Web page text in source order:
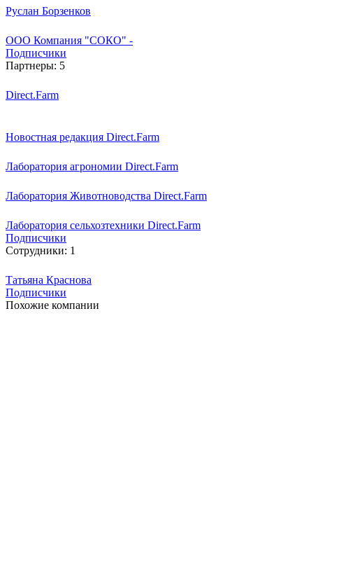
Руслан Борзенков
ООО Компания "СОКО" -
Подписчики
Партнеры: 5
Direct.Farm
Новостная редакция Direct.Farm
Лаборатория агрономии Direct.Farm
Лаборатория Животноводства Direct.Farm
Лаборатория сельхозтехники Direct.Farm
Подписчики
Сотрудники: 1
Татьяна Краснова
Подписчики
Похожие компании